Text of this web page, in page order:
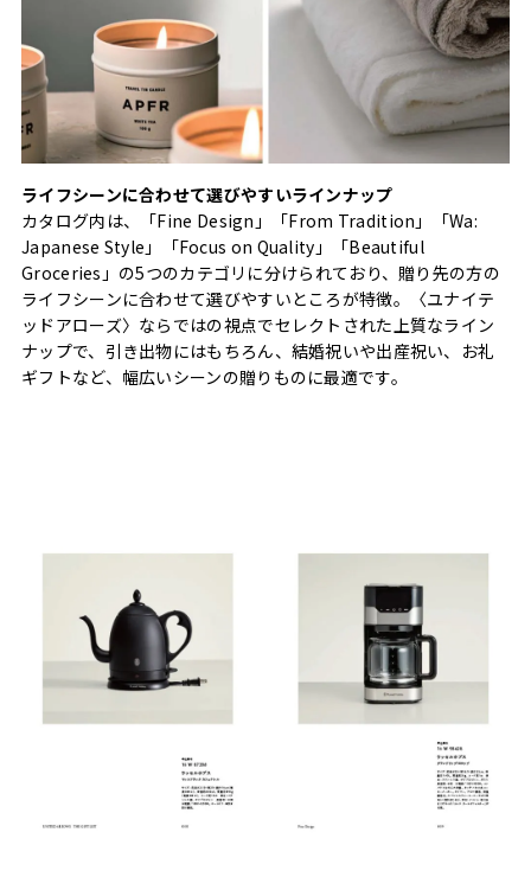
ライフシーンに合わせて選びやすいラインナップ
カタログ内は、「Fine Design」「From Tradition」「Wa:
Japanese Style」「Focus on Quality」「Beautiful
Groceries」の5つのカテゴリに分けられており、贈り先の方の
ライフシーンに合わせて選びやすいところが特徴。〈ユナイテ
ッドアローズ〉ならではの視点でセレクトされた上質なライン
ナップで、引き出物にはもちろん、結婚祝いや出産祝い、お礼
ギフトなど、幅広いシーンの贈りものに最適です。